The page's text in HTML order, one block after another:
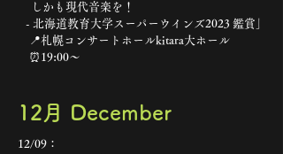
​12月 December
しかも現代音楽を！
- 北海道教育大学スーパーウインズ2023 鑑賞」
📍札幌コンサートホールkitara大ホール
⏰19:00〜
12/09：